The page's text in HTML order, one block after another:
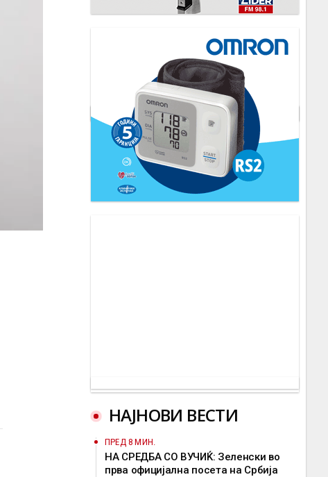
НАЈНОВИ ВЕСТИ
ПРЕД 8 МИН.
НА СРЕДБА СО ВУЧИЌ: Зеленски во
прва официјална посета на Србија